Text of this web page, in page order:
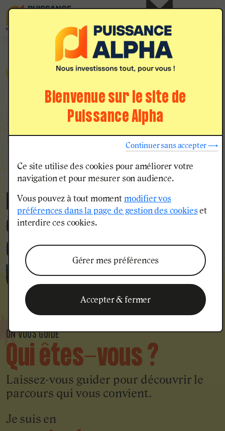
Bienvenue sur le site de
Puissance Alpha
Ce site utilise des cookies pour améliorer votre
navigation et pour mesurer son audience.
Vous pouvez à tout moment modifier vos
préférences dans la page de gestion des cookieset
interdire ces cookies.
Continuer sans accepter ⟶
Gérer mes préférences
Accepter & fermer
Nos voies
d'admission
d’admission ?
PUISSANCE ALPHA
Le tremplin
humain vers 19
écoles
d'ingénieurs
Qui sommes nous ?
ON VOUS GUIDE
Qui êtes-vous ?
Laissez-vous guider pour découvrir le
parcours qui vous convient.
Je suis en